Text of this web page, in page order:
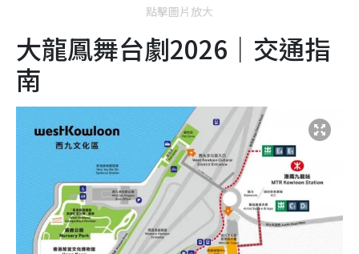
點擊圖片放大
大龍鳳舞台劇2026｜交通指
南